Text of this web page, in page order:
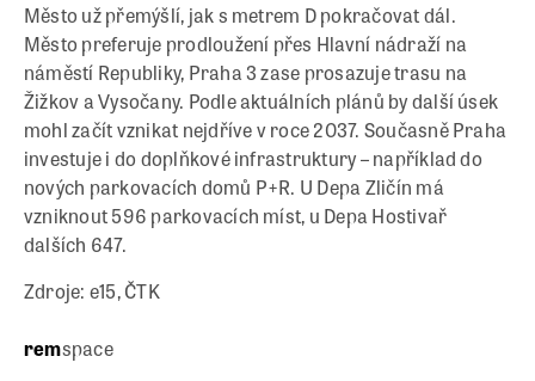
Město už přemýšlí, jak s metrem D pokračovat dál.
Město preferuje prodloužení přes Hlavní nádraží na
náměstí Republiky, Praha 3 zase prosazuje trasu na
Žižkov a Vysočany. Podle aktuálních plánů by další úsek
mohl začít vznikat nejdříve v roce 2037. Současně Praha
investuje i do doplňkové infrastruktury – například do
nových parkovacích domů P+R. U Depa Zličín má
vzniknout 596 parkovacích míst, u Depa Hostivař
dalších 647.
Zdroje: e15, ČTK
remspace